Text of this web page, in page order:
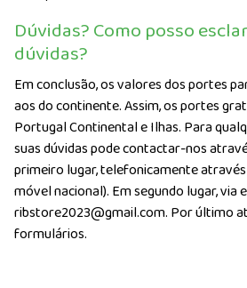
Dúvidas? Como posso
dúvidas?
Em conclusão, os valores dos portes
aos do continente. Assim, os portes
Portugal Continental e Ilhas. Para
suas dúvidas pode contactar-nos
primeiro lugar, telefonicamente
móvel nacional). Em segundo lugar, via
ribstore2023@gmail.com. Por último
formulários.